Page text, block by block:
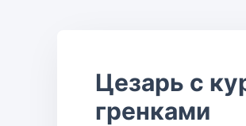
Цезарь с
гренками